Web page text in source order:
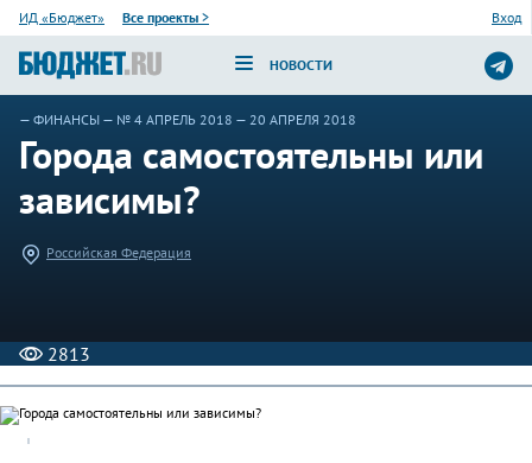
ИД «Бюджет» Все проекты > Вход
НОВОСТИ
— ФИНАНСЫ — № 4 АПРЕЛЬ 2018 — 20 АПРЕЛЯ 2018
Города самостоятельны или
зависимы?
Российская Федерация
2813